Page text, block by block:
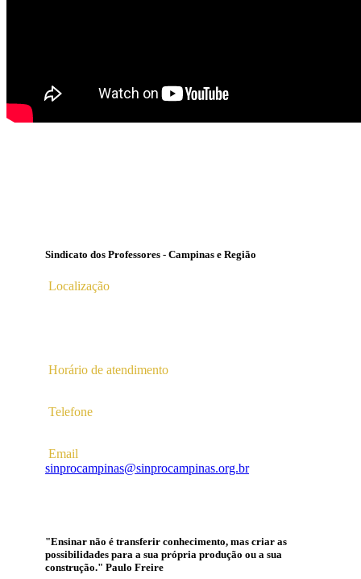
Sindicato dos Professores - Campinas e Região
Localização
Horário de atendimento
Telefone
Email
sinprocampinas@sinprocampinas.org.br
"Ensinar não é transferir conhecimento, mas criar as
possibilidades para a sua própria produção ou a sua
construção." Paulo Freire